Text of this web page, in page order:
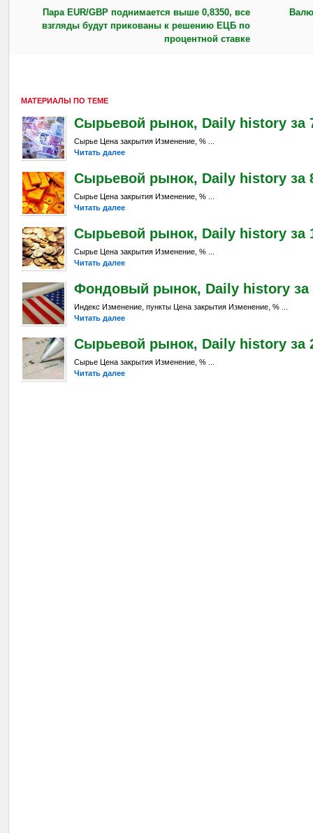
Пара EUR/GBP поднимается выше 0,8350, все
взгляды будут прикованы к решению ЕЦБ по
процентной ставке
МАТЕРИАЛЫ ПО ТЕМЕ
Сырьевой рынок, Daily history за 7
Сырье Цена закрытия Изменение, % ...
Читать далее
Сырьевой рынок, Daily history за
Сырье Цена закрытия Изменение, % ...
Читать далее
Сырьевой рынок, Daily history за
Сырье Цена закрытия Изменение, % ...
Читать далее
Фондовый рынок, Daily history за
Индекс Изменение, пункты Цена закрытия Изменение, % ...
Читать далее
Сырьевой рынок, Daily history за
Сырье Цена закрытия Изменение, % ...
Читать далее